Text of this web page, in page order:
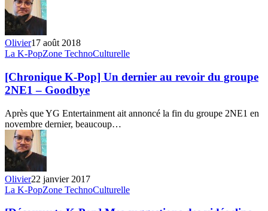
Lauren
Cohan
Olivier17 août 2018
[Chronique
Pop]
Un
dernier
revoir
du
groupe
2NE1
–
Goodbye
La K-PopZone TechnoCulturelle
[Chronique K-Pop] Un dernier au revoir du groupe
2NE1 – Goodbye
Après que YG Entertainment ait annoncé la fin du groupe 2NE1 en
novembre dernier, beaucoup…
Olivier22 janvier 2017
[Découverte
La K-PopZone TechnoCulturelle